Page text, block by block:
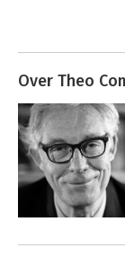
Dirksen
Over Theo